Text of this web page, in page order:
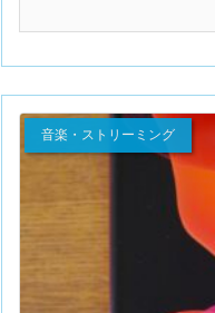
音楽・ストリーミング